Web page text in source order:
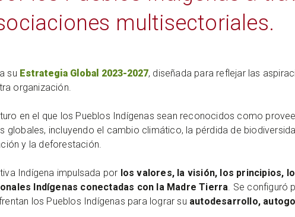
multisectoriales.
su Estrategia Global 2023-2027, diseñada para reflejar las
organización.
en el que los Pueblos Indígenas sean reconocidos como
globales, incluyendo el cambio climático, la pérdida de
y la deforestación.
Indígena impulsada por los valores, la visión, los principios,
Indígenas conectadas con la Madre Tierra. Se configuró
los Pueblos Indígenas para lograr su autodesarrollo,